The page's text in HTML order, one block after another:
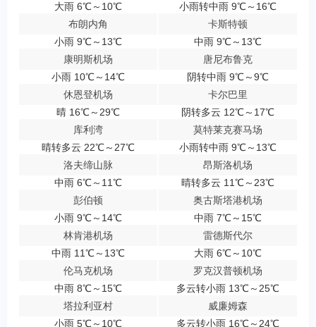
大雨 6℃～10℃
小雨转中雨 9℃～16℃
布朗内角
小雨 9℃～13℃
卡斯特顿
中雨 9℃～13℃
康明斯机场
小雨 10℃～14℃
唐尼布鲁克
阴转中雨 9℃～9℃
休恩登机场
晴 16℃～29℃
卡尔巴里
阴转多云 12℃～17℃
库利湾
晴转多云 22℃～27℃
莫特莱克赛马场
小雨转中雨 9℃～13℃
洛夫缔山脉
中雨 6℃～11℃
昂斯洛机场
晴转多云 11℃～23℃
彭伯顿
小雨 9℃～14℃
奥古斯塔港机场
中雨 7℃～15℃
林肯港机场
中雨 11℃～13℃
雷德斯代尔
大雨 6℃～10℃
伦马克机场
中雨 8℃～15℃
罗克汉普顿机场
多云转小雨 13℃～25℃
塔拉利亚村
小雨 5℃～10℃
威廉姆森
多云转小雨 16℃～24℃